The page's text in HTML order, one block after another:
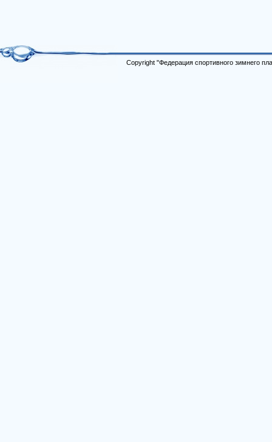
Copyright "Федерация спортивного зимнего